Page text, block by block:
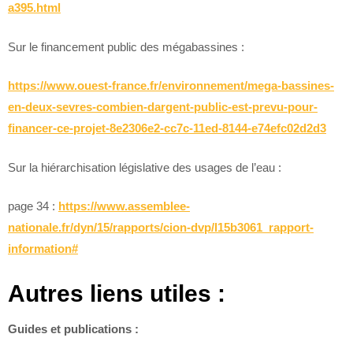
a395.html
Sur le financement public des mégabassines :
https://www.ouest-france.fr/environnement/mega-bassines-
en-deux-sevres-combien-dargent-public-est-prevu-pour-
financer-ce-projet-8e2306e2-cc7c-11ed-8144-e74efc02d2d3
Sur la hiérarchisation législative des usages de l’eau :
page 34 : https://www.assemblee-
nationale.fr/dyn/15/rapports/cion-dvp/l15b3061_rapport-
information#
Autres liens utiles :
Guides et publications :